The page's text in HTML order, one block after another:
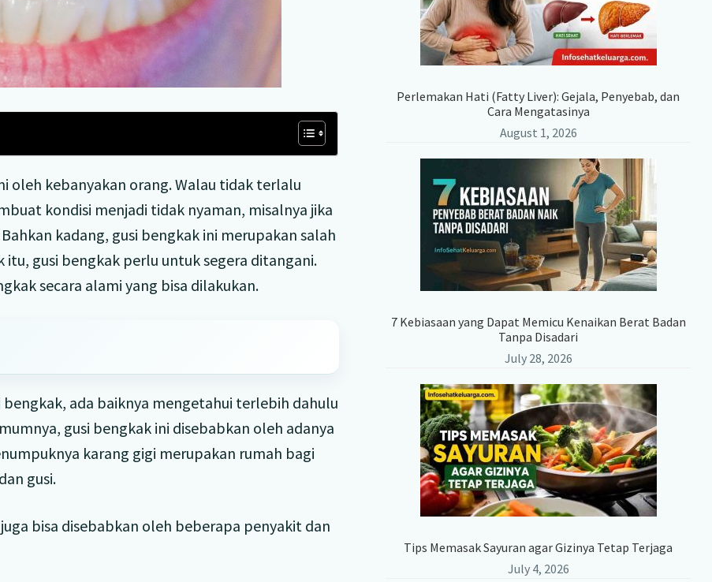
oleh kebanyakan orang. Walau tidak terlalu
kondisi menjadi tidak nyaman, misalnya jika
kadang, gusi bengkak ini merupakan salah
gusi bengkak perlu untuk segera ditangani.
secara alami yang bisa dilakukan.
ada baiknya mengetahui terlebih dahulu
gusi bengkak ini disebabkan oleh adanya
karang gigi merupakan rumah bagi
gusi.
bisa disebabkan oleh beberapa penyakit dan
Perlemakan Hati (Fatty Liver): Gejala, Penyebab, dan
Cara Mengatasinya
August 1, 2026
7 Kebiasaan yang Dapat Memicu Kenaikan Berat Badan
Tanpa Disadari
July 28, 2026
Tips Memasak Sayuran agar Gizinya Tetap Terjaga
July 4, 2026